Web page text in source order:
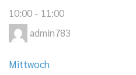
10:00 - 11:00
admin783
Mittwoch